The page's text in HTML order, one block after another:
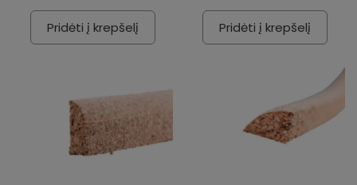
Pridėti į krepšelį Pridėti į krepšelį